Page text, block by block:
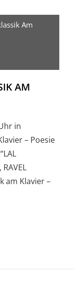
Am
AM
in
– Poesie
RAVEL
am Klavier –